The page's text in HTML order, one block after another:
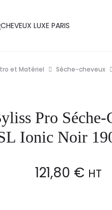
et Matériel Sèche-cheveux
Pro Séche-
Ionic Noir
121,80 € HT